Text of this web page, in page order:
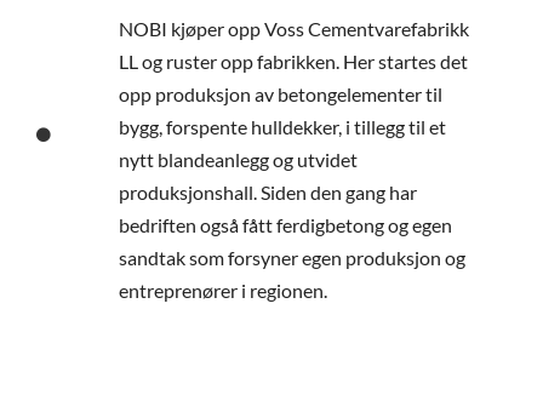
NOBI kjøper opp Voss Cementvarefabrikk
LL og ruster opp fabrikken. Her startes det
opp produksjon av betongelementer til
bygg, forspente hulldekker, i tillegg til et
nytt blandeanlegg og utvidet
produksjonshall. Siden den gang har
bedriften også fått ferdigbetong og egen
sandtak som forsyner egen produksjon og
entreprenører i regionen.